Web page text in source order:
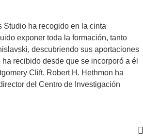
Studio ha recogido en la cinta
exponer toda la formación, tanto
descubriendo sus aportaciones
recibido desde que se incorporó a él
Clift. Robert H. Hethmon ha
del Centro de Investigación